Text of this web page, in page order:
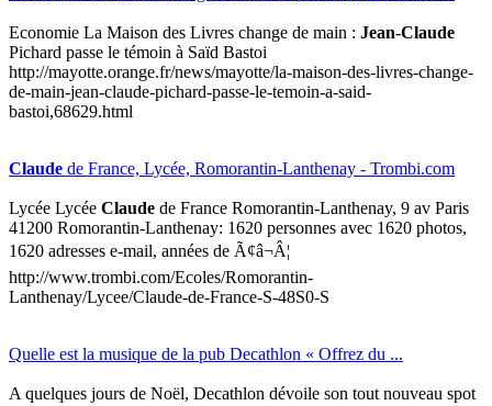
Economie La Maison des Livres change de main : Jean-Claude
Pichard passe le témoin à Saïd Bastoi
http://mayotte.orange.fr/news/mayotte/la-maison-des-livres-change-
de-main-jean-claude-pichard-passe-le-temoin-a-said-
bastoi,68629.html
Claude de France, Lycée, Romorantin-Lanthenay - Trombi.com
Lycée Lycée Claude de France Romorantin-Lanthenay, 9 av Paris
41200 Romorantin-Lanthenay: 1620 personnes avec 1620 photos,
1620 adresses e-mail, années de Ã¢â¬Â¦
http://www.trombi.com/Ecoles/Romorantin-
Lanthenay/Lycee/Claude-de-France-S-48S0-S
Quelle est la musique de la pub Decathlon « Offrez du ...
A quelques jours de Noël, Decathlon dévoile son tout nouveau spot